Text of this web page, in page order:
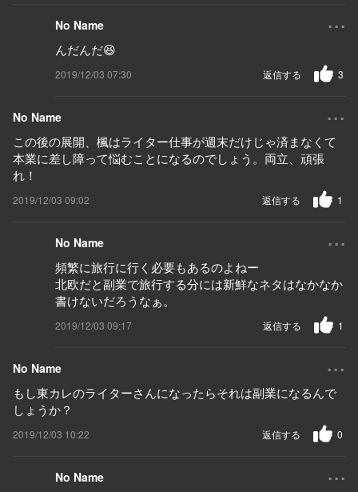
No Name ...
んだんだ😆
2019/12/03 07:30 3
返信する
No Name ...
この後の展開、楓はライター仕事が週末だけじゃ済まなくて
本業に差し障って悩むことになるのでしょう。両立、頑張
れ！
2019/12/03 09:02 1
返信する
No Name ...
頻繁に旅行に行く必要もあるのよねー
北欧だと副業で旅行する分には新鮮なネタはなかなか
書けないだろうなぁ。
2019/12/03 09:17 1
返信する
No Name ...
もし東カレのライターさんになったらそれは副業になるんで
しょうか？
2019/12/03 10:22 0
返信する
No Name ...